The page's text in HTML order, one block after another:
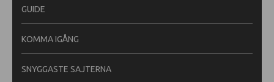
GUIDE
KOMMA IGÅNG
SNYGGASTE SAJTERNA